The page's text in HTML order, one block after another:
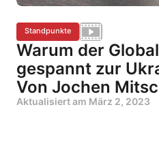
Standpunkte
Warum der
gespannt zur
Von Jochen
Aktualisiert am März 2, 2023